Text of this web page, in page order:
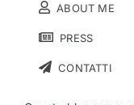
ABOUT ME
PRESS
CONTATTI